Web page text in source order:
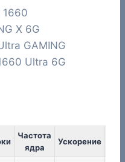
1660
X 6G
GAMING
Ultra 6G
Частота
ядра
Ускорение